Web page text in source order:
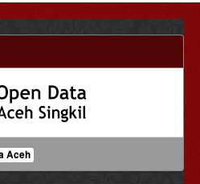
Aceh